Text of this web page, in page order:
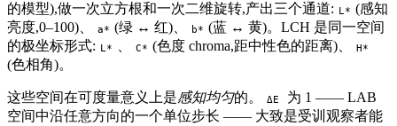
的模型),做一次立方根和一次二维旋转,产出三个通道: L* (感知
亮度,0–100)、
a* (绿 ↔ 红)、 b* (蓝 ↔ 黄)。LCH 是同一空间
的极坐标形式: L* C* (色度 chroma,距中性色的距离)、 H*
(色相角)。
这些空间在可度量意义上是感知均匀的。 ΔE
为 1 —— LAB
空间中沿任意方向的一个单位步长 —— 大致是受训观察者能